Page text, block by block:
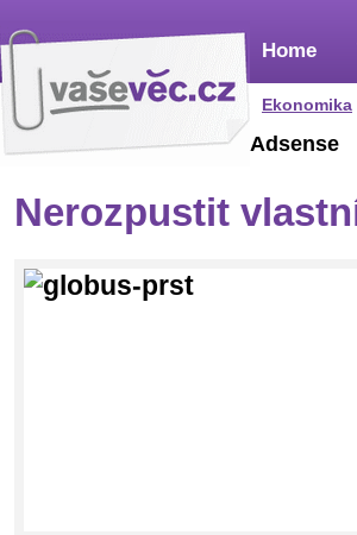
Home
Ekonomika
Adsense
Nerozpustit